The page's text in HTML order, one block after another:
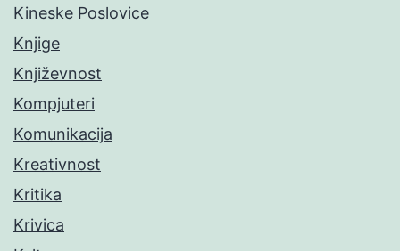
Kineske Poslovice
Knjige
Književnost
Kompjuteri
Komunikacija
Kreativnost
Kritika
Krivica